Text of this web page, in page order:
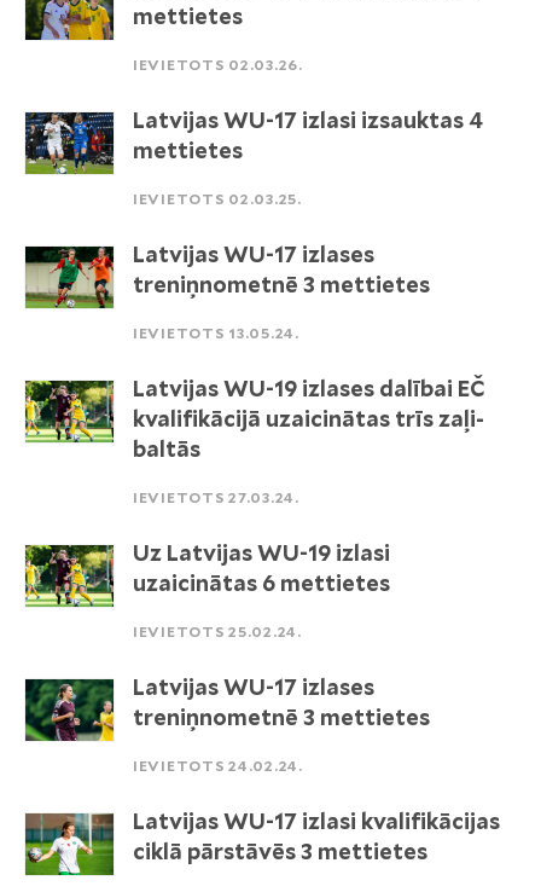
mettietes
IEVIETOTS 02.03.26.
Latvijas WU-17 izlasi izsauktas 4
mettietes
IEVIETOTS 02.03.25.
Latvijas WU-17 izlases
treniņnometnē 3 mettietes
IEVIETOTS 13.05.24.
Latvijas WU-19 izlases dalībai EČ
kvalifikācijā uzaicinātas trīs zaļi-
baltās
IEVIETOTS 27.03.24.
Uz Latvijas WU-19 izlasi
uzaicinātas 6 mettietes
IEVIETOTS 25.02.24.
Latvijas WU-17 izlases
treniņnometnē 3 mettietes
IEVIETOTS 24.02.24.
Latvijas WU-17 izlasi kvalifikācijas
ciklā pārstāvēs 3 mettietes